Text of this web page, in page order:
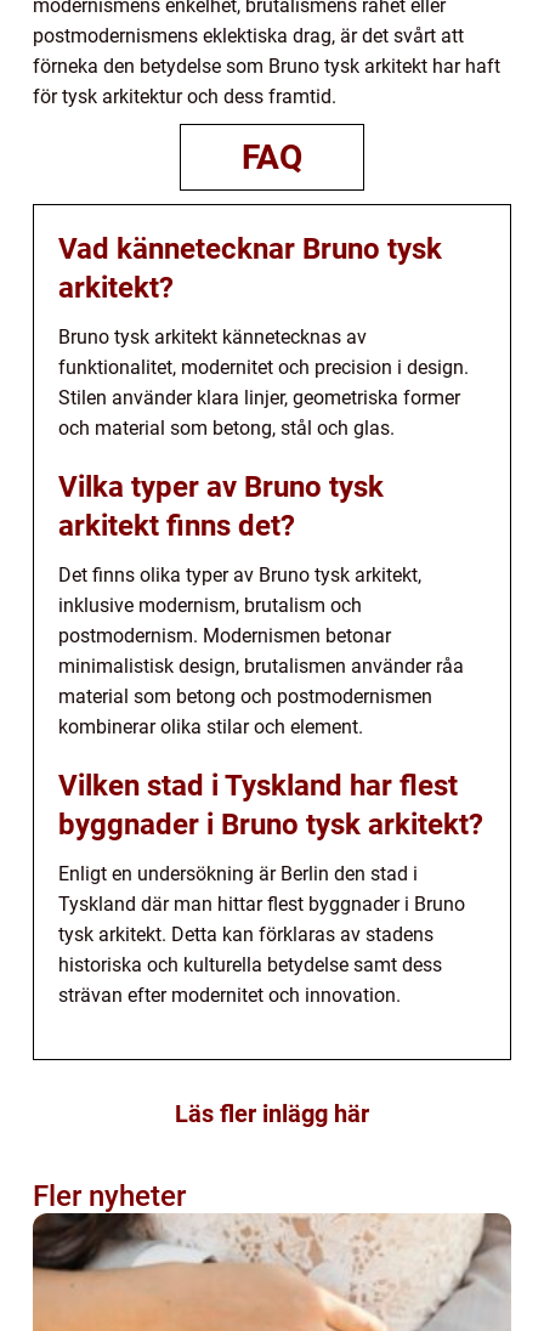
modernismens enkelhet, brutalismens råhet eller
postmodernismens eklektiska drag, är det svårt att
förneka den betydelse som Bruno tysk arkitekt har haft
för tysk arkitektur och dess framtid.
FAQ
Vad kännetecknar Bruno tysk
arkitekt?
Bruno tysk arkitekt kännetecknas av
funktionalitet, modernitet och precision i design.
Stilen använder klara linjer, geometriska former
och material som betong, stål och glas.
Vilka typer av Bruno tysk
arkitekt finns det?
Det finns olika typer av Bruno tysk arkitekt,
inklusive modernism, brutalism och
postmodernism. Modernismen betonar
minimalistisk design, brutalismen använder råa
material som betong och postmodernismen
kombinerar olika stilar och element.
Vilken stad i Tyskland har flest
byggnader i Bruno tysk arkitekt?
Enligt en undersökning är Berlin den stad i
Tyskland där man hittar flest byggnader i Bruno
tysk arkitekt. Detta kan förklaras av stadens
historiska och kulturella betydelse samt dess
strävan efter modernitet och innovation.
Läs fler inlägg här
Fler nyheter